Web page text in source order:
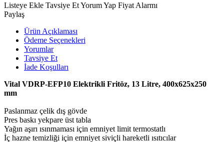
Listeye Ekle Tavsiye EtYorum Yap Fiyat Alarmı
Paylaş
Ürün Açıklaması
Ödeme Seçenekleri
Yorumlar
Tavsiye Et
İade Koşulları
Vital VDRP-EFP10 Elektrikli Fritöz, 13 Litre, 400x625x250
mm
Paslanmaz çelik dış gövde
Pres baskı yekpare üst tabla
Yağın aşırı ısınmaması için emniyet limit termostatlı
İç hazne temizliği için emniyet siviçli hareketli ısıtıcılar